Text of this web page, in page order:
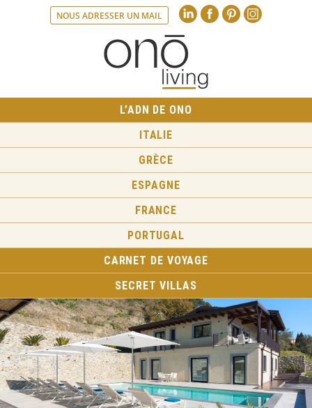
NOUS ADRESSER UN MAIL Linkedin
L’ADN DE ONO
ITALIE
GRÈCE
ESPAGNE
FRANCE
PORTUGAL
CARNET DE VOYAGE
SECRET VILLAS